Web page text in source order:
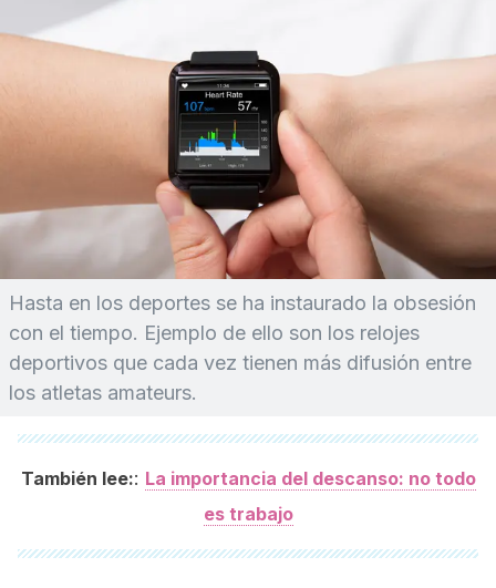
Hasta en los deportes se ha instaurado la obsesión
con el tiempo. Ejemplo de ello son los relojes
deportivos que cada vez tienen más difusión entre
los atletas amateurs.
También lee:: La importancia del descanso: no todo
es trabajo